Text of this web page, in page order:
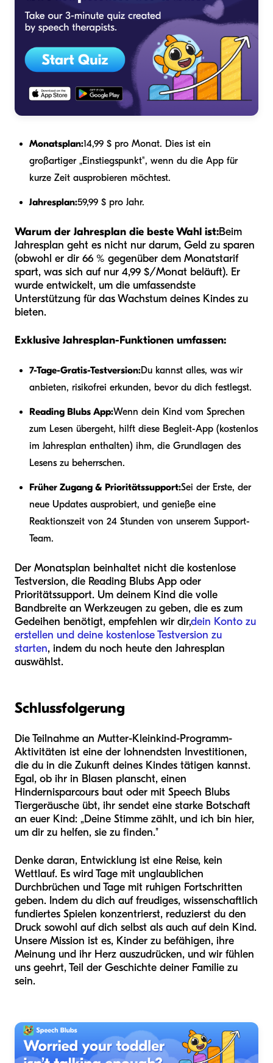
Monatsplan:14,99 $ pro Monat. Dies ist ein
großartiger „Einstiegspunkt", wenn du die App für
kurze Zeit ausprobieren möchtest.
Jahresplan:59,99 $ pro Jahr.
Warum der Jahresplan die beste Wahl ist:Beim
Jahresplan geht es nicht nur darum, Geld zu sparen
(obwohl er dir 66 % gegenüber dem Monatstarif
spart, was sich auf nur 4,99 $/Monat beläuft). Er
wurde entwickelt, um die umfassendste
Unterstützung für das Wachstum deines Kindes zu
bieten.
Exklusive Jahresplan-Funktionen umfassen:
7-Tage-Gratis-Testversion:Du kannst alles, was wir
anbieten, risikofrei erkunden, bevor du dich festlegst.
Reading Blubs App:Wenn dein Kind vom Sprechen
zum Lesen übergeht, hilft diese Begleit-App (kostenlos
im Jahresplan enthalten) ihm, die Grundlagen des
Lesens zu beherrschen.
Früher Zugang & Prioritätssupport:Sei der Erste, der
neue Updates ausprobiert, und genieße eine
Reaktionszeit von 24 Stunden von unserem Support-
Team.
Der Monatsplan beinhaltet nicht die kostenlose
Testversion, die Reading Blubs App oder
Prioritätssupport. Um deinem Kind die volle
Bandbreite an Werkzeugen zu geben, die es zum
Gedeihen benötigt, empfehlen wir dir,dein Konto zu
erstellen und deine kostenlose Testversion zu
starten, indem du noch heute den Jahresplan
auswählst.
Schlussfolgerung
Die Teilnahme an Mutter-Kleinkind-Programm-
Aktivitäten ist eine der lohnendsten Investitionen,
die du in die Zukunft deines Kindes tätigen kannst.
Egal, ob ihr in Blasen planscht, einen
Hindernisparcours baut oder mit Speech Blubs
Tiergeräusche übt, ihr sendet eine starke Botschaft
an euer Kind: „Deine Stimme zählt, und ich bin hier,
um dir zu helfen, sie zu finden."
Denke daran, Entwicklung ist eine Reise, kein
Wettlauf. Es wird Tage mit unglaublichen
Durchbrüchen und Tage mit ruhigen Fortschritten
geben. Indem du dich auf freudiges, wissenschaftlich
fundiertes Spielen konzentrierst, reduzierst du den
Druck sowohl auf dich selbst als auch auf dein Kind.
Unsere Mission ist es, Kinder zu befähigen, ihre
Meinung und ihr Herz auszudrücken, und wir fühlen
uns geehrt, Teil der Geschichte deiner Familie zu
sein.